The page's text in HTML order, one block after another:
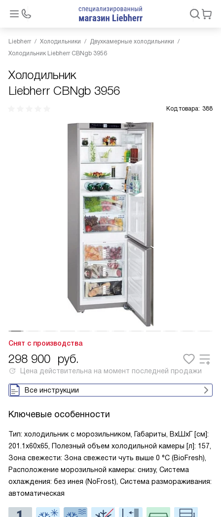
Liebherr Холодильники
Двухкамерные холодильники
Холодильник Liebherr CBNgb 3956
Холодильник
Liebherr CBNgb 3956
Код товара: 388
Снят с производства
298 900 руб.
Цена действительна на момент последней продажи
Все инструкции
Ключевые особенности
Тип: холодильник с морозильником, Габариты, ВxШxГ [см]:
201.1x60x65, Полезный объем холодильной камеры [л]: 157,
Зона свежести: Зона свежести чуть выше 0 °С (BioFresh),
Расположение морозильной камеры: снизу, Система
охлаждения: без инея (NoFrost), Система размораживания:
автоматическая